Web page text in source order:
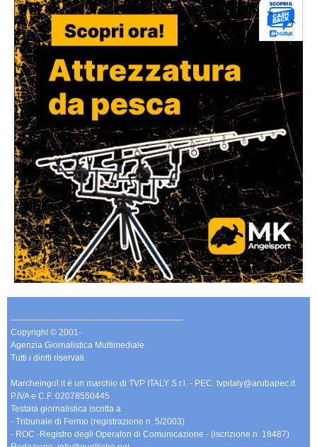
-------------------------------------------------------------
Copyright © 2001-
Agenzia Giornalistica Multimediale.
Tutti i diritti riservati.
Marcheingol.it è un marchio di TVP ITALY S.r.l. - PEC: tvpitaly@arubapec.it
P.IVA e C.F. 02078550445
Testata giornalistica iscritta a:
- Tribunale di Fermo (registrazione n. 5/2003)
- ROC -Registro degli Operatori di Comunicazione - (iscrizione n. 18487)